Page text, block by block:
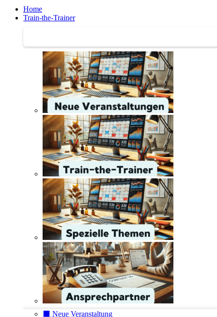
Home
Train-the-Trainer
⬛️ Neue Veranstaltung